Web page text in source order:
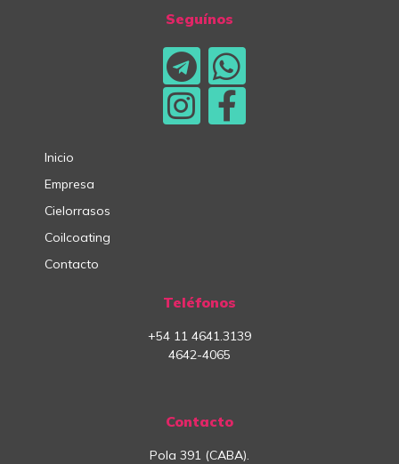
Contacto
Pola 391 (CABA).
Teléfonos
+54 11 4641.3139
4642-4065
Inicio
Empresa
Cielorrasos
Coilcoating
Contacto
Seguínos